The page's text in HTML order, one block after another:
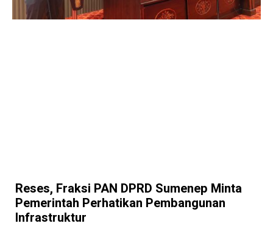
Reses, Fraksi PAN DPRD Sumenep Minta
Pemerintah Perhatikan Pembangunan
Infrastruktur